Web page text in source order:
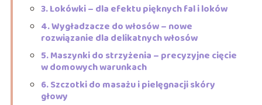
3. Lokówki – dla efektu pięknych fal i loków
4. Wygładzacze do włosów – nowe
rozwiązanie dla delikatnych włosów
5. Maszynki do strzyżenia – precyzyjne cięcie
w domowych warunkach
6. Szczotki do masażu i pielęgnacji skóry
głowy